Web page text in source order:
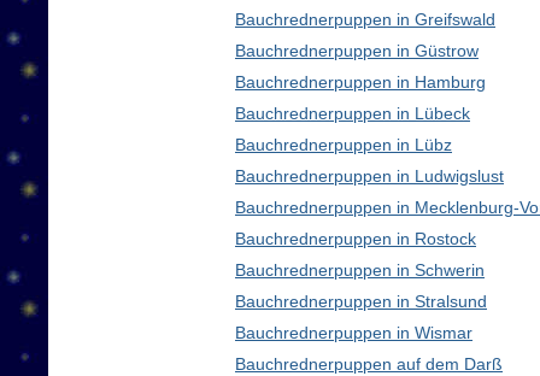
Bauchrednerpuppen in Greifswald
Bauchrednerpuppen in Güstrow
Bauchrednerpuppen in Hamburg
Bauchrednerpuppen in Lübeck
Bauchrednerpuppen in Lübz
Bauchrednerpuppen in Ludwigslust
Bauchrednerpuppen in Mecklenburg-
Bauchrednerpuppen in Rostock
Bauchrednerpuppen in Schwerin
Bauchrednerpuppen in Stralsund
Bauchrednerpuppen in Wismar
Bauchrednerpuppen auf dem Darß